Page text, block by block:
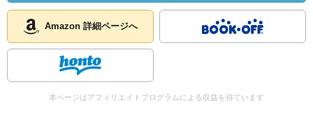
Amazon 詳細ページへ
本ページはアフィリエイトプログラムによる収益を得ています